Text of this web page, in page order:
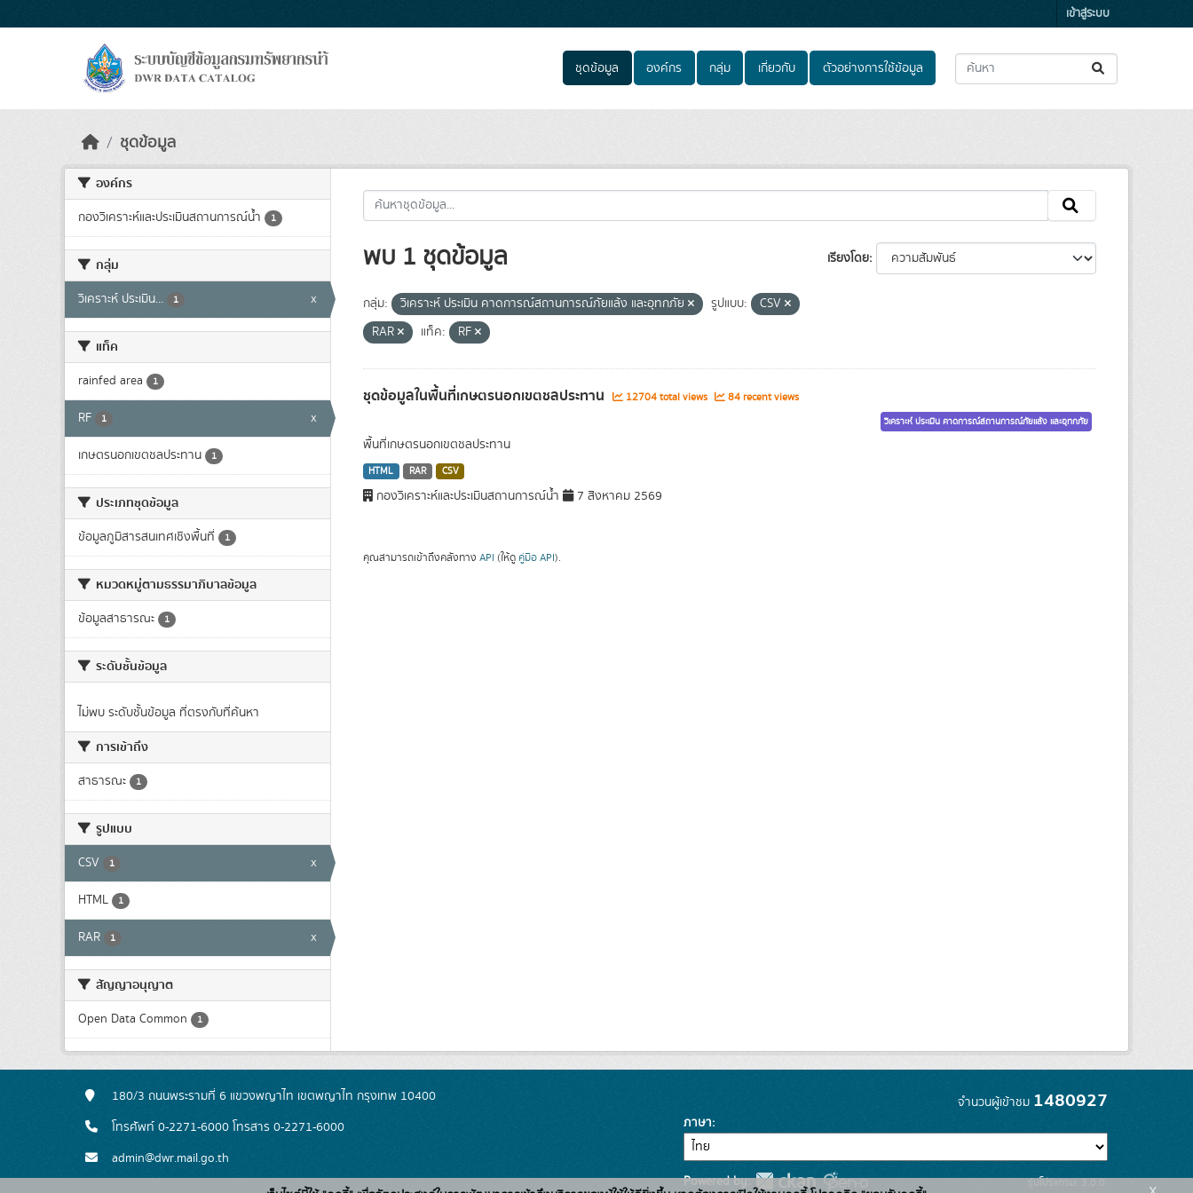
เข้าสู่ระบบ
ชุดข้อมูล องค์กร กลุ่ม เกี่ยวกับ ตัวอย่างการใช้ข้อมูล
ชุดข้อมูล
องค์กร
กองวิเคราะห์และประเมินสถานการณ์น้ำ 1
กลุ่ม
วิเคราะห์ ประเมิน... 1 x
แท็ค
rainfed area 1
RF 1 x
เกษตรนอกเขตชลประทาน 1
ประเภทชุดข้อมูล
ข้อมูลภูมิสารสนเทศเชิงพื้นที่ 1
หมวดหมู่ตามธรรมาภิบาลข้อมูล
ข้อมูลสาธารณะ 1
ระดับชั้นข้อมูล
ไม่พบ ระดับชั้นข้อมูล ที่ตรงกับที่ค้นหา
การเข้าถึง
สาธารณะ 1
รูปแบบ
CSV 1 x
HTML 1
RAR 1 x
สัญญาอนุญาต
Open Data Common 1
เรียงโดย
พบ 1 ชุดข้อมูล
กลุ่ม: วิเคราะห์ ประเมิน คาดการณ์สถานการณ์ภัยแล้ง และอุทกภัย รูปแบบ:
CSV
RAR
แท็ค: RF
ชุดข้อมูลในพื้นที่เกษตรนอกเขตชลประทาน 12704 total views 84 recent views
วิเคราะห์ ประเมิน คาดการณ์สถานการณ์ภัยแล้ง และอุทกภัย
พื้นที่เกษตรนอกเขตชลประทาน
HTML RAR CSV
กองวิเคราะห์และประเมินสถานการณ์น้ำ 7 สิงหาคม 2569
คุณสามารถเข้าถึงคลังทาง API (ให้ดู คู่มือ API).
180/3 ถนนพระรามที่ 6 แขวงพญาไท เขตพญาไท กรุงเทพ 10400
โทรศัพท์ 0-2271-6000 โทรสาร 0-2271-6000
admin@dwr.mail.go.th
จำนวนผู้เข้าชม 1480927
ภาษา
Powered by: รุ่นโปรแกรม: 3.0.0